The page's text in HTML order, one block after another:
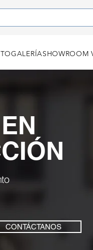
GALERÍASHOWROOM
EN
CONTÁCTANOS